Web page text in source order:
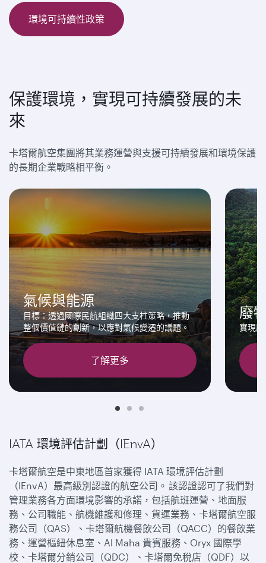
環境可持續性政策
保護環境，實現可持續發展的未
來
卡塔爾航空集團將其業務運營與支援可持續發展和環境保護
的長期企業戰略相平衡。
氣候與能源
目標：透過國際民航組織四大支柱策略，推動
整個價值鏈的創新，以應對氣候變遷的議題。
了解更多
廢
實現
IATA 環境評估計劃（IEnvA）
卡塔爾航空是中東地區首家獲得 IATA 環境評估計劃
（IEnvA）最高級別認證的航空公司。 該認證認可了我們對
管理業務各方面環境影響的承諾，包括航班運營、地面服
務、公司職能、航機維護和修理、貨運業務、卡塔爾航空服
務公司（QAS）、卡塔爾航機餐飲公司（QACC）的餐飲業
務、運營樞紐休息室、Al Maha 貴賓服務、Oryx 國際學
校、卡塔爾分銷公司（QDC）、卡塔爾免稅店（QDF）以